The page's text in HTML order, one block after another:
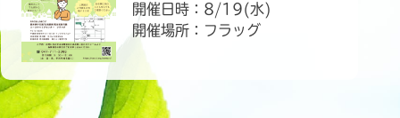
開催日時：8/19(水)
開催場所：フラッグ